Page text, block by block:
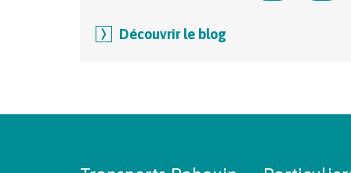
Découvrir le blog